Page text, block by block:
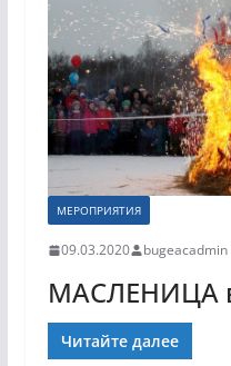
МЕРОПРИЯТИЯ
09.03.2020 bugeacadmin
МАСЛЕНИЦА
Читайте далее